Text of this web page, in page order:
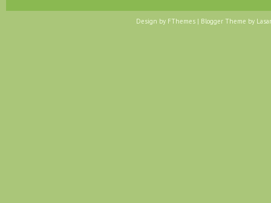
Design by FThemes | Blogger Theme by